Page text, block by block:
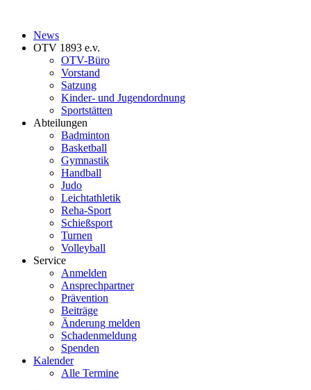
News
OTV 1893 e.v.
OTV-Büro
Vorstand
Satzung
Kinder- und Jugendordnung
Sportstätten
Abteilungen
Badminton
Basketball
Gymnastik
Handball
Judo
Leichtathletik
Reha-Sport
Schießsport
Turnen
Volleyball
Service
Anmelden
Ansprechpartner
Prävention
Beiträge
Änderung melden
Schadenmeldung
Spenden
Kalender
Alle Termine